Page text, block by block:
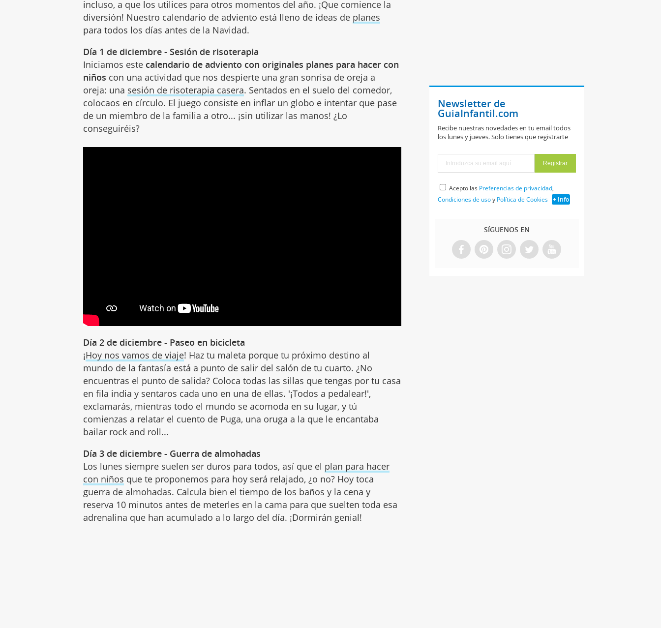
incluso, a que los utilices para otros momentos del año. ¡Que comience la
diversión! Nuestro calendario de adviento está lleno de ideas de planes
para todos los días antes de la Navidad.
Día 1 de diciembre - Sesión de risoterapia
Iniciamos este calendario de adviento con originales planes para hacer con
niños con una actividad que nos despierte una gran sonrisa de oreja a
oreja: una sesión de risoterapia casera. Sentados en el suelo del comedor,
colocaos en círculo. El juego consiste en inflar un globo e intentar que pase
de un miembro de la familia a otro... ¡sin utilizar las manos! ¿Lo
conseguiréis?
Día 2 de diciembre - Paseo en bicicleta
¡Hoy nos vamos de viaje! Haz tu maleta porque tu próximo destino al
mundo de la fantasía está a punto de salir del salón de tu cuarto. ¿No
encuentras el punto de salida? Coloca todas las sillas que tengas por tu casa
en fila india y sentaros cada uno en una de ellas. '¡Todos a pedalear!',
exclamarás, mientras todo el mundo se acomoda en su lugar, y tú
comienzas a relatar el cuento de Puga, una oruga a la que le encantaba
bailar rock and roll...
Día 3 de diciembre - Guerra de almohadas
Los lunes siempre suelen ser duros para todos, así que el plan para hacer
con niños que te proponemos para hoy será relajado, ¿o no? Hoy toca
guerra de almohadas. Calcula bien el tiempo de los baños y la cena y
reserva 10 minutos antes de meterles en la cama para que suelten toda esa
adrenalina que han acumulado a lo largo del día. ¡Dormirán genial!
Newsletter de
GuiaInfantil.com
Recibe nuestras novedades en tu email todos
los lunes y jueves. Solo tienes que registrarte
Acepto las Preferencias de privacidad,
Condiciones de usoy Política de Cookies + Info
SÍGUENOS EN